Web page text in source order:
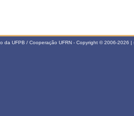
da UFPB / Cooperação UFRN - Copyright © 2006-2026